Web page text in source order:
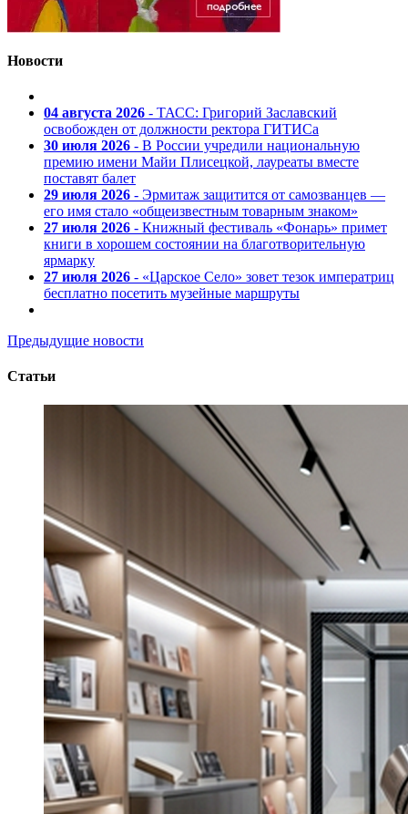
Новости
04 августа 2026 - ТАСС: Григорий Заславский
освобожден от должности ректора ГИТИСа
30 июля 2026 - В России учредили национальную
премию имени Майи Плисецкой, лауреаты вместе
поставят балет
29 июля 2026 - Эрмитаж защитится от самозванцев —
его имя стало «общеизвестным товарным знаком»
27 июля 2026 - Книжный фестиваль «Фонарь» примет
книги в хорошем состоянии на благотворительную
ярмарку
27 июля 2026 - «Царское Село» зовет тезок императриц
бесплатно посетить музейные маршруты
Предыдущие новости
Статьи